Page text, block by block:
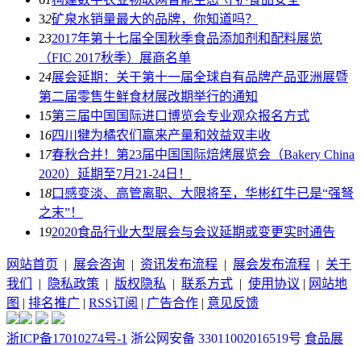
32矿泉水销量最大的品牌，你知道吗？
232017年第十七届全国秋季食品添加剂和配料展览
（FIC 2017秋季）展商名单
24展会延期：关于第十一届全球自有品牌产品亚洲展暨
第二届零售生鲜食材展改期举行的通知
15第三届中国国际进口博览会专业观众报名方式
16四川犍为橘农们赢来产量和效益双丰收
1 7春秋合并！第23届中国国际焙烤展览会（Bakery China
2020）延期至7月21-24日！
18口感变淡、高管离职、大限将至，华彬红牛已是“强弩
之末”！
192020食品行业大型展会与会议延期或变更实时通告
网站首页 | 展会咨询 | 资讯发布流程 | 展会发布流程 | 关于
我们
| 隐私政策 | 版权隐私 | 联系方式 | 使用协议 | 网站地
图 | 排名推广 | RSS订阅 | 广告合作 | 意见反馈
浙ICP备17010274号-1 浙公网安备 33011002016519号 食品展